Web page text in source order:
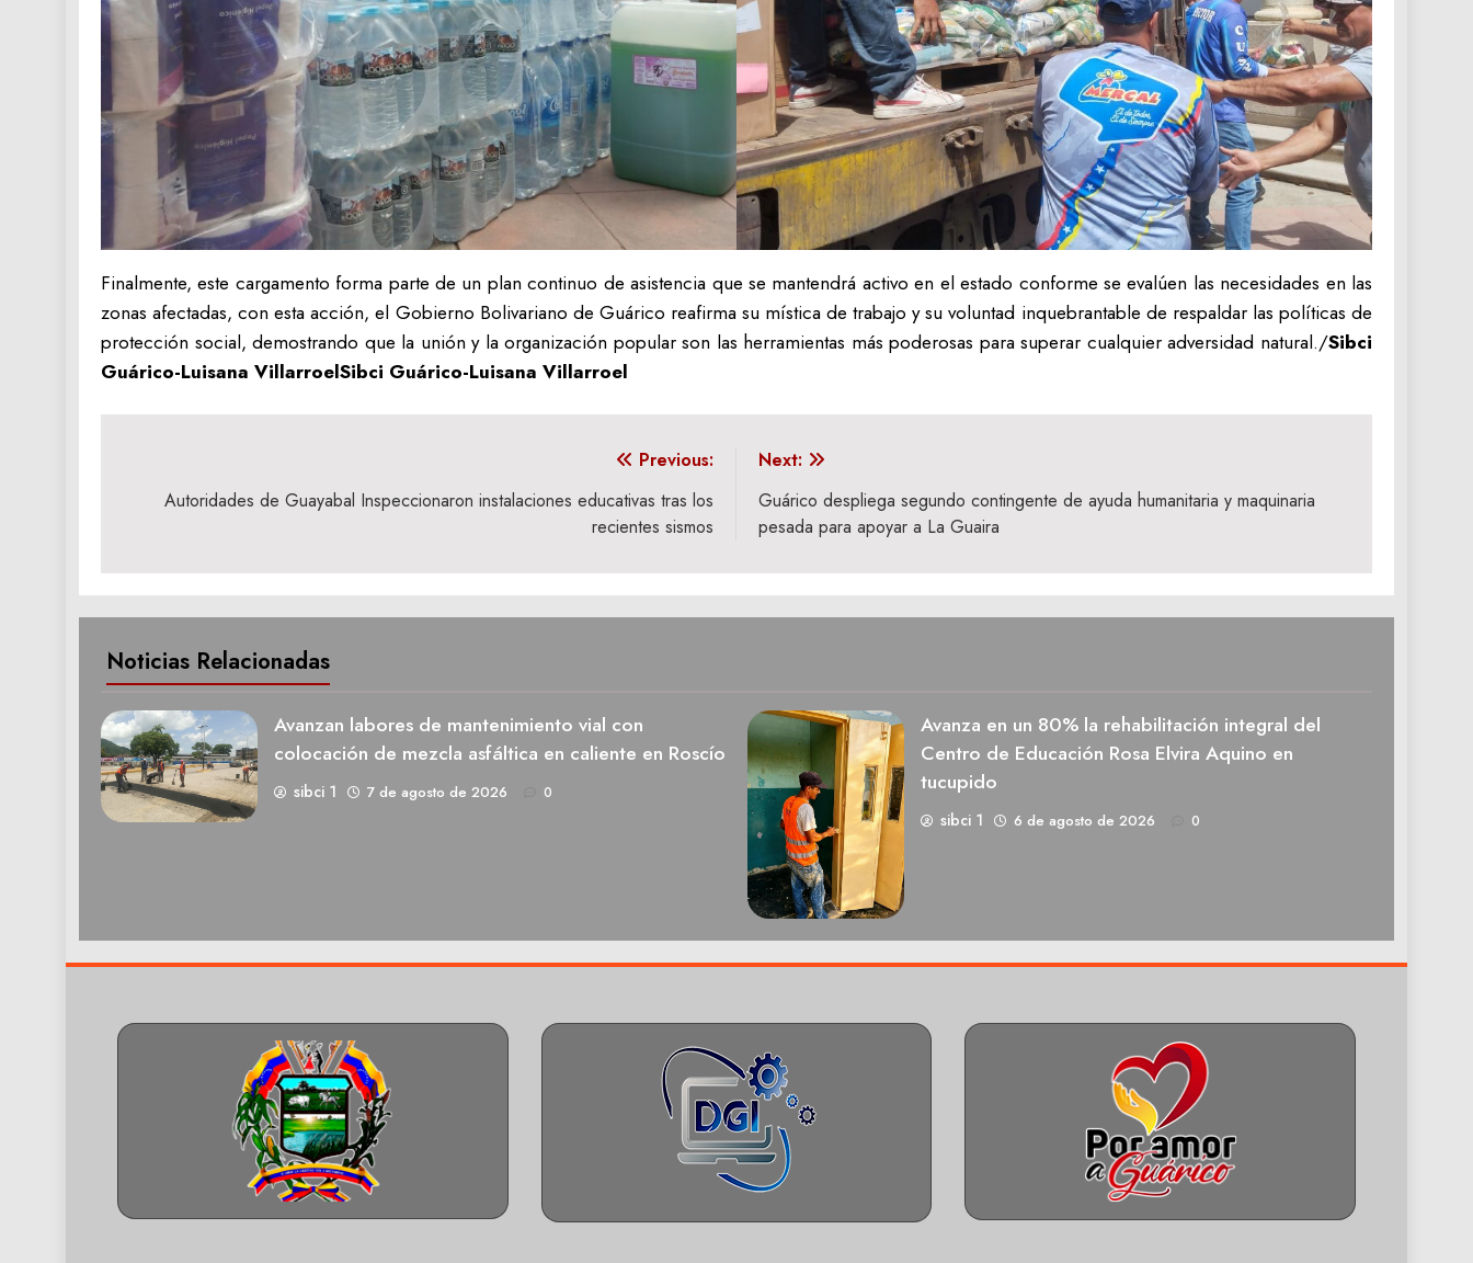
Finalmente, este cargamento forma parte de un plan continuo de asistencia que se mantendrá activo en el estado conforme se evalúen las necesidades en las
zonas afectadas, con esta acción, el Gobierno Bolivariano de Guárico reafirma su mística de trabajo y su voluntad inquebrantable de respaldar las políticas de
protección social, demostrando que la unión y la organización popular son las herramientas más poderosas para superar cualquier adversidad natural./Sibci
Guárico-Luisana VillarroelSibci Guárico-Luisana Villarroel
Previous:
Autoridades de Guayabal Inspeccionaron instalaciones educativas tras los
recientes sismos
Next:
Guárico despliega segundo contingente de ayuda humanitaria y maquinaria
pesada para apoyar a La Guaira
Noticias Relacionadas
Avanzan labores de mantenimiento vial con
colocación de mezcla asfáltica en caliente en Roscío
sibci 1 7 de agosto de 2026 0
Avanza en un 80% la rehabilitación integral del
Centro de Educación Rosa Elvira Aquino en
tucupido
sibci 1 6 de agosto de 2026 0